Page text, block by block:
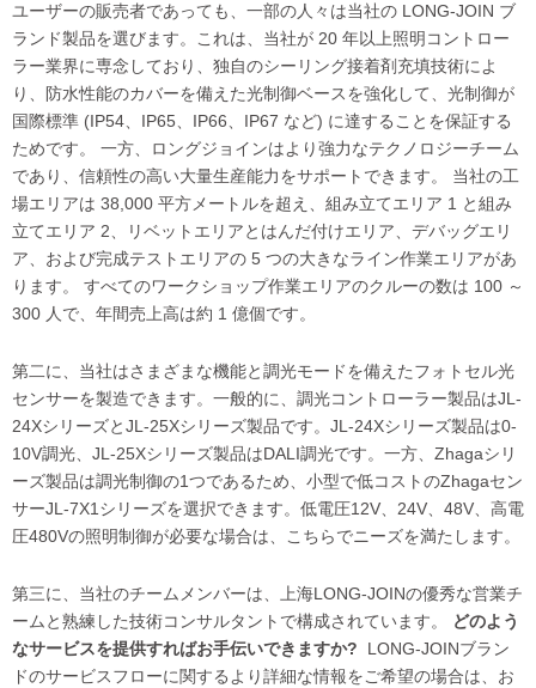
ユーザーの販売者であっても、一部の人々は当社の LONG-JOIN ブ
ランド製品を選びます。これは、当社が 20 年以上照明コントロー
ラー業界に専念しており、独自のシーリング接着剤充填技術によ
り、防水性能のカバーを備えた光制御ベースを強化して、光制御が
国際標準 (IP54、IP65、IP66、IP67 など) に達することを保証する
ためです。 一方、ロングジョインはより強力なテクノロジーチーム
であり、信頼性の高い大量生産能力をサポートできます。 当社の工
場エリアは 38,000 平方メートルを超え、組み立てエリア 1 と組み
立てエリア 2、リベットエリアとはんだ付けエリア、デバッグエリ
ア、および完成テストエリアの 5 つの大きなライン作業エリアがあ
ります。 すべてのワークショップ作業エリアのクルーの数は 100 ～
300 人で、年間売上高は約 1 億個です。
第二に、当社はさまざまな機能と調光モードを備えたフォトセル光
センサーを製造できます。一般的に、調光コントローラー製品はJL-
24XシリーズとJL-25Xシリーズ製品です。JL-24Xシリーズ製品は0-
10V調光、JL-25Xシリーズ製品はDALI調光です。一方、Zhagaシリ
ーズ製品は調光制御の1つであるため、小型で低コストのZhagaセン
サーJL-7X1シリーズを選択できます。低電圧12V、24V、48V、高電
圧480Vの照明制御が必要な場合は、こちらでニーズを満たします。
第三に、当社のチームメンバーは、上海LONG-JOINの優秀な営業チ
ームと熟練した技術コンサルタントで構成されています。
どのよう
なサービスを提供すればお手伝いできますか?
LONG-JOINブラン
ドのサービスフローに関するより詳細な情報をご希望の場合は、お